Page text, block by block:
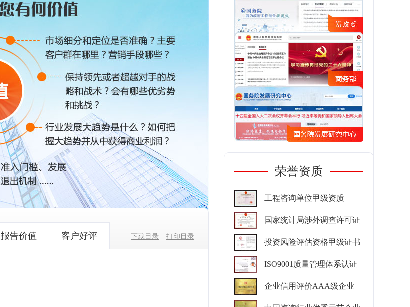
报告价值 客户好评 下载目录 打印目录
荣誉资质
工程咨询单位甲级资质
国家统计局涉外调查许可证
投资风险评估资格甲级证书
ISO9001质量管理体系认证
企业信用评价AAA级企业